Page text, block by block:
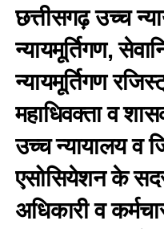
छत्तीसगढ़ उच्च
न्यायमूर्तिगण,
न्यायमूर्तिगण
महाधिवक्ता व
उच्च न्यायालय व
एसोसियेशन के
अधिकारी व